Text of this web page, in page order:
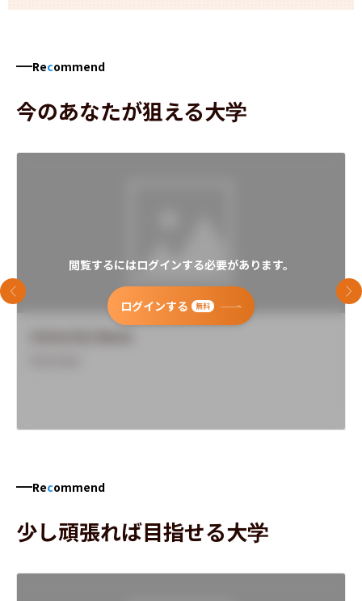
Recommend
今のあなたが狙える大学
閲覧するにはログインする必要があります。
ログインする 無料
前のスライド 次
Recommend
少し頑張れば目指せる大学